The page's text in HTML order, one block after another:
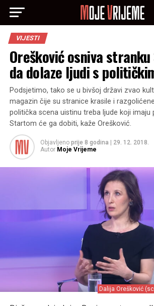
VIJESTI
Orešković osniva
da dolaze ljudi s
Podsjetimo, tako se u bivšoj državi zvao
magazin čije su stranice krasile i
politička scena uistinu treba ljude koji imaju
Startom će ga dobiti, kaže Orešković.
Objavljeno prije 8 godina
29. 12. 2018.
Autor Moje Vrijeme
Dalija Orešković